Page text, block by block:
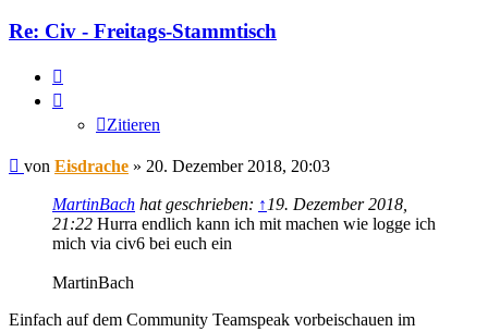
Re: Civ - Freitags-Stammtisch
Zitieren
Beitrag
von Eisdrache » 20. Dezember 2018, 20:03
MartinBach hat geschrieben: ↑ 19. Dezember 2018,
21:22 Hurra endlich kann ich mit machen wie logge ich
mich via civ6 bei euch ein
MartinBach
Einfach auf dem Community Teamspeak vorbeischauen im